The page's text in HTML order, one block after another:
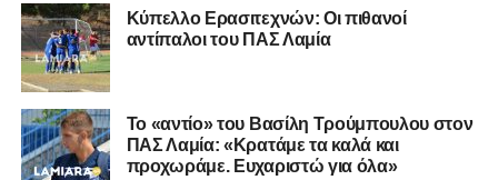
Κύπελλο Ερασιτεχνών: Οι πιθανοί
αντίπαλοι του ΠΑΣ Λαμία
Το «αντίο» του Βασίλη Τρούμπουλου στον
ΠΑΣ Λαμία: «Κρατάμε τα καλά και
προχωράμε. Ευχαριστώ για όλα»